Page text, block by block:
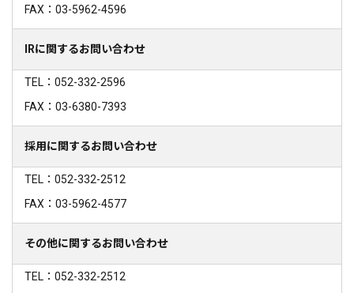
FAX：03-5962-4596
IRに関するお問い合わせ
TEL：052-332-2596
FAX：03-6380-7393
採用に関するお問い合わせ
TEL：052-332-2512
FAX：03-5962-4577
その他に関するお問い合わせ
TEL：052-332-2512